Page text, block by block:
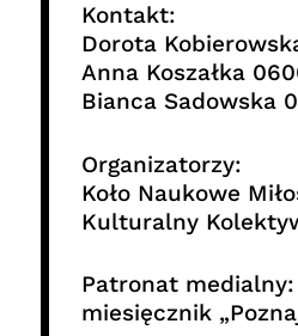
Kontakt:
Dorota
Anna Koszałka
Bianca Sadowska
Organizatorzy:
Koło Naukowe
Kulturalny
Patronat medialny:
miesięcznik